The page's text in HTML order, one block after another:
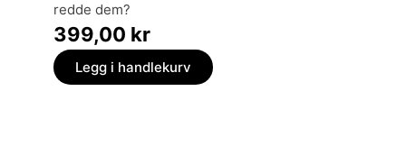
redde dem?
399,00 kr
Legg i handlekurv